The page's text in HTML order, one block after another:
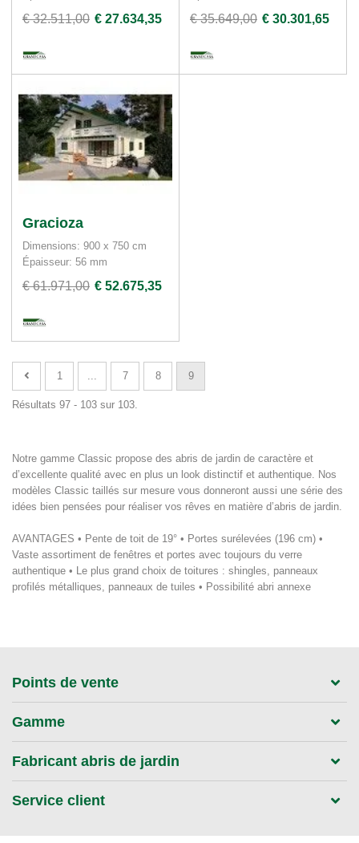
€ 32.511,00 € 27.634,35 € 35.649,00 € 30.301,65
Gracioza
Dimensions: 900 x 750 cm
Épaisseur: 56 mm
€ 61.971,00 € 52.675,35
1 7 8 9
Résultats 97 - 103 sur 103.
Notre gamme Classic propose des abris de jardin de caractère et
d’excellente qualité avec en plus un look distinctif et authentique. Nos
modèles Classic taillés sur mesure vous donneront aussi une série des
idées bien pensées pour réaliser vos rêves en matière d’abris de jardin.
AVANTAGES • Pente de toit de 19° • Portes surélevées (196 cm) •
Vaste assortiment de fenêtres et portes avec toujours du verre
authentique • Le plus grand choix de toitures : shingles, panneaux
profilés métalliques, panneaux de tuiles • Possibilité abri annexe
Points de vente
Gamme
Fabricant abris de jardin
Service client